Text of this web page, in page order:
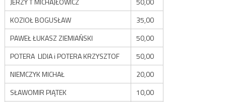
KOZIOŁ BOGUSŁAW
35,00
PAWEŁ ŁUKASZ ZIEMIAŃSKI
50,00
POTERA LIDIA i POTERA KRZYSZTOF
50,00
NIEMCZYK MICHAŁ
20,00
SŁAWOMIR PIĄTEK
10,00